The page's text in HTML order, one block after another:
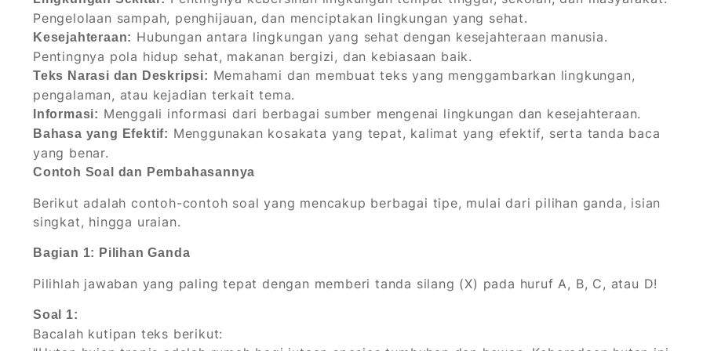
Pengelolaan sampah, penghijauan, dan menciptakan lingkungan yang sehat.
Kesejahteraan: Hubungan antara lingkungan yang sehat dengan kesejahteraan manusia.
Pentingnya pola hidup sehat, makanan bergizi, dan kebiasaan baik.
Teks Narasi dan Deskripsi: Memahami dan membuat teks yang menggambarkan lingkungan,
pengalaman, atau kejadian terkait tema.
Informasi: Menggali informasi dari berbagai sumber mengenai lingkungan dan kesejahteraan.
Bahasa yang Efektif: Menggunakan kosakata yang tepat, kalimat yang efektif, serta tanda baca
yang benar.
Contoh Soal dan Pembahasannya
Berikut adalah contoh-contoh soal yang mencakup berbagai tipe, mulai dari pilihan ganda, isian
singkat, hingga uraian.
Bagian 1: Pilihan Ganda
Pilihlah jawaban yang paling tepat dengan memberi tanda silang (X) pada huruf A, B, C, atau D!
Soal 1:
Bacalah kutipan teks berikut: